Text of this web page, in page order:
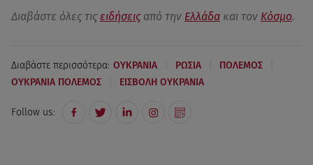
Διαβάστε όλες τις ειδήσεις από την Ελλάδα και τον Κόσμο.
Διαβάστε περισσότερα: ΟΥΚΡΑΝΙΑ ΡΩΣΙΑ ΠΟΛΕΜΟΣ
ΟΥΚΡΑΝΙΑ ΠΟΛΕΜΟΣ ΕΙΣΒΟΛΗ ΟΥΚΡΑΝΙΑ
Follow us: